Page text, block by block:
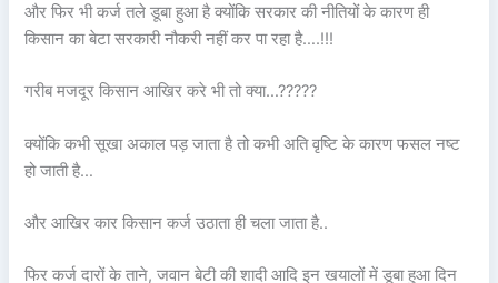
और फिर भी कर्ज तले डूबा हुआ है क्योंकि सरकार की नीतियों के कारण ही
किसान का बेटा सरकारी नौकरी नहीं कर पा रहा है….!!!
गरीब मजदूर किसान आखिर करे भी तो क्या…?????
क्योंकि कभी सूखा अकाल पड़ जाता है तो कभी अति वृष्टि के कारण फसल नष्ट
हो जाती है…
और आखिर कार किसान कर्ज उठाता ही चला जाता है..
फिर कर्ज दारों के ताने, जवान बेटी की शादी आदि इन खयालों में डूबा हुआ दिन